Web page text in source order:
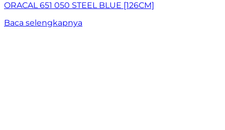
ORACAL 651 050 STEEL BLUE [126CM]
Baca selengkapnya